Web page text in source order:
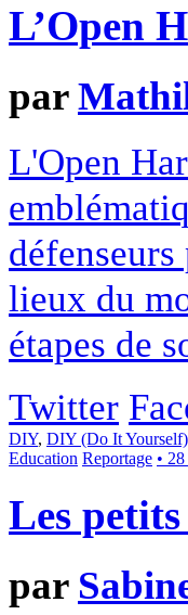
L’Open
par
L'Open
lieux du
étapes de
Twitter
DIY, DIY (Do It Yourself)
Education Reportage •
Les
par